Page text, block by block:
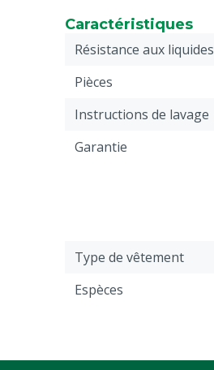
Caractéristiques
Résistance aux liquides
Pièces
Instructions de lavage
Garantie
Type de vêtement
Espèces